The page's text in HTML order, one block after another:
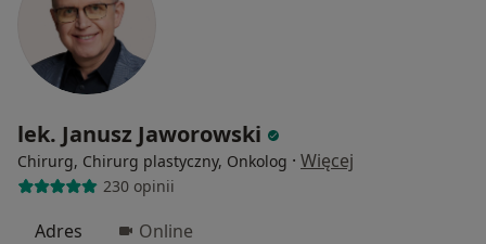
lek. Janusz Jaworowski
Chirurg, Chirurg plastyczny, Onkolog · Więcej
230 opinii
Adres Online